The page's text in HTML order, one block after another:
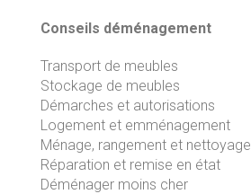
Conseils déménagement
Transport de meubles
Stockage de meubles
Démarches et autorisations
Logement et emménagement
Ménage, rangement et nettoyage
Réparation et remise en état
Déménager moins cher